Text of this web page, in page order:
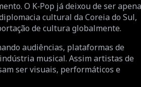
O K‑Pop já deixou de ser
cultural da Coreia do Sul,
de cultura globalmente.
audiências, plataformas de
musical. Assim artistas de
ser visuais, performáticos e